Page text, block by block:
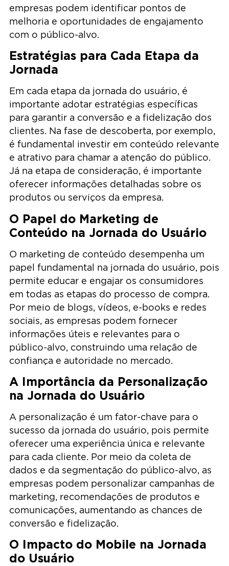
empresas podem identificar pontos de
melhoria e oportunidades de engajamento
com o público-alvo.
Estratégias para Cada Etapa da
Jornada
Em cada etapa da jornada do usuário, é
importante adotar estratégias específicas
para garantir a conversão e a fidelização dos
clientes. Na fase de descoberta, por exemplo,
é fundamental investir em conteúdo relevante
e atrativo para chamar a atenção do público.
Já na etapa de consideração, é importante
oferecer informações detalhadas sobre os
produtos ou serviços da empresa.
O Papel do Marketing de
Conteúdo na Jornada do Usuário
O marketing de conteúdo desempenha um
papel fundamental na jornada do usuário, pois
permite educar e engajar os consumidores
em todas as etapas do processo de compra.
Por meio de blogs, vídeos, e-books e redes
sociais, as empresas podem fornecer
informações úteis e relevantes para o
público-alvo, construindo uma relação de
confiança e autoridade no mercado.
A Importância da Personalização
na Jornada do Usuário
A personalização é um fator-chave para o
sucesso da jornada do usuário, pois permite
oferecer uma experiência única e relevante
para cada cliente. Por meio da coleta de
dados e da segmentação do público-alvo, as
empresas podem personalizar campanhas de
marketing, recomendações de produtos e
comunicações, aumentando as chances de
conversão e fidelização.
O Impacto do Mobile na Jornada
do Usuário